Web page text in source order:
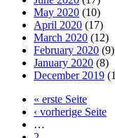
May 2020 (10)
April 2020 (17)
March 2020 (12)
February 2020 (9)
January 2020 (8)
December 2019
« erste Seite
‹ vorherige Seite
…